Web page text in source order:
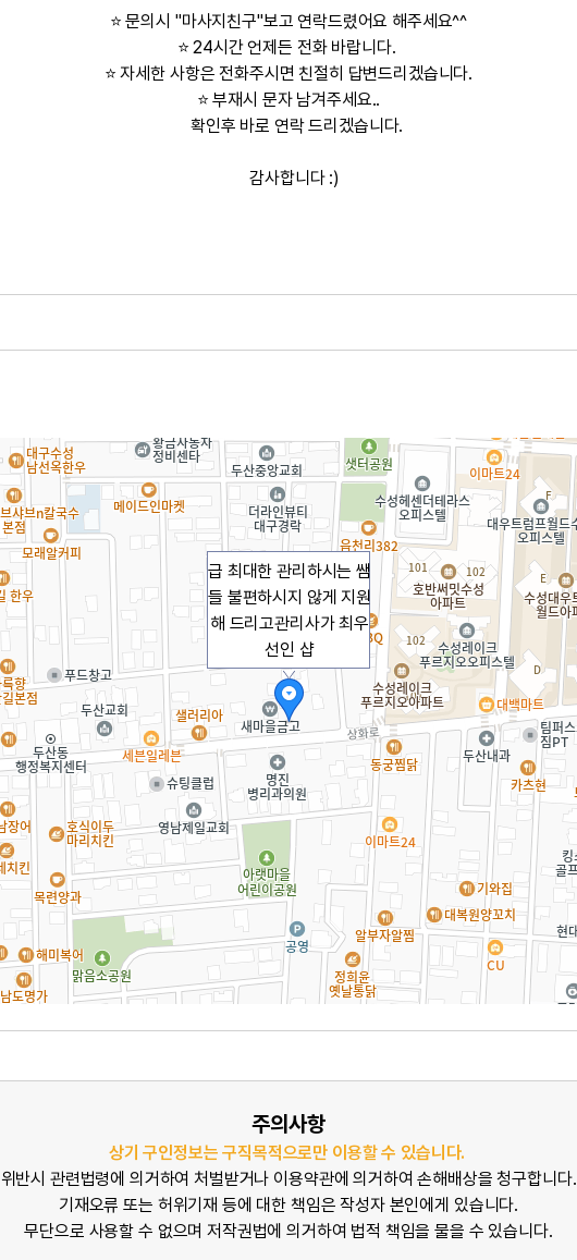
⭐ 문의시 "마사지친구"보고 연락드렸어요 해주세요^^
⭐ 24시간 언제든 전화 바랍니다.
⭐ 자세한 사항은 전화주시면 친절히 답변드리겠습니다.
⭐ 부재시 문자 남겨주세요..
확인후 바로 연락 드리겠습니다.
감사합니다 :)
급 최대한 관리하시는 쌤
들 불편하시지 않게 지원
해 드리고관리사가 최우
선인 샵
주의사항
상기 구인정보는 구직목적으로만 이용할 수 있습니다.
위반시 관련법령에 의거하여 처벌받거나 이용약관에 의거하여 손해배상을 청구합니다.
기재오류 또는 허위기재 등에 대한 책임은 작성자 본인에게 있습니다.
무단으로 사용할 수 없으며 저작권법에 의거하여 법적 책임을 물을 수 있습니다.